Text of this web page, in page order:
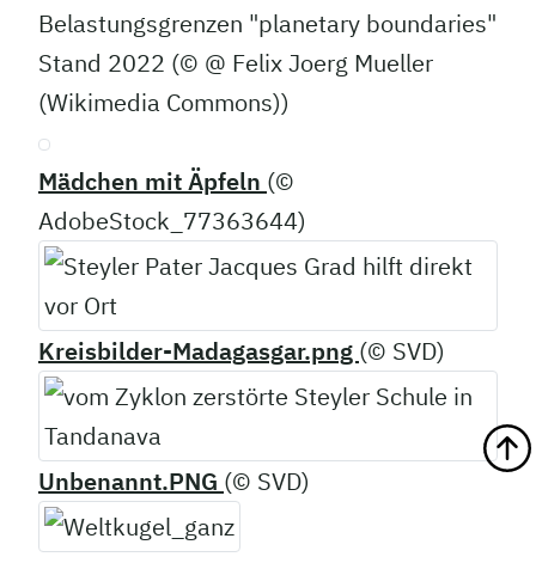
Belastungsgrenzen "planetary boundaries"
Stand 2022 (© @ Felix Joerg Mueller
(Wikimedia Commons))
Mädchen mit Äpfeln (©
AdobeStock_77363644)
Kreisbilder-Madagasgar.png (© SVD)
Unbenannt.PNG (© SVD)